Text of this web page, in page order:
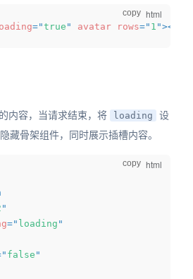
="true " avatar rows=" 1 "></
copy
内容，当请求结束，将 loading
设
藏骨架组件，同时展示插槽内容。
"
=" loading "
" false "
copy